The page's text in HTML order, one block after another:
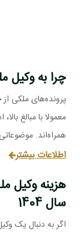
چرا به وکیل
پرونده‌های ملکی
معمولا با مبالغ
همراه‌اند.
تنظیم سند، تخلیه
ساخت‌وساز
اطلاعات بیشتر
هزینه وکیل
سال 1404
اگر به دنبال یک